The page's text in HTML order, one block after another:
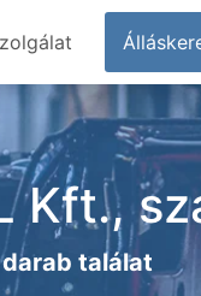
Kft.,
darab találat